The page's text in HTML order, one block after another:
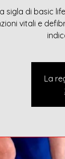
sigla di basic
vitali e
La